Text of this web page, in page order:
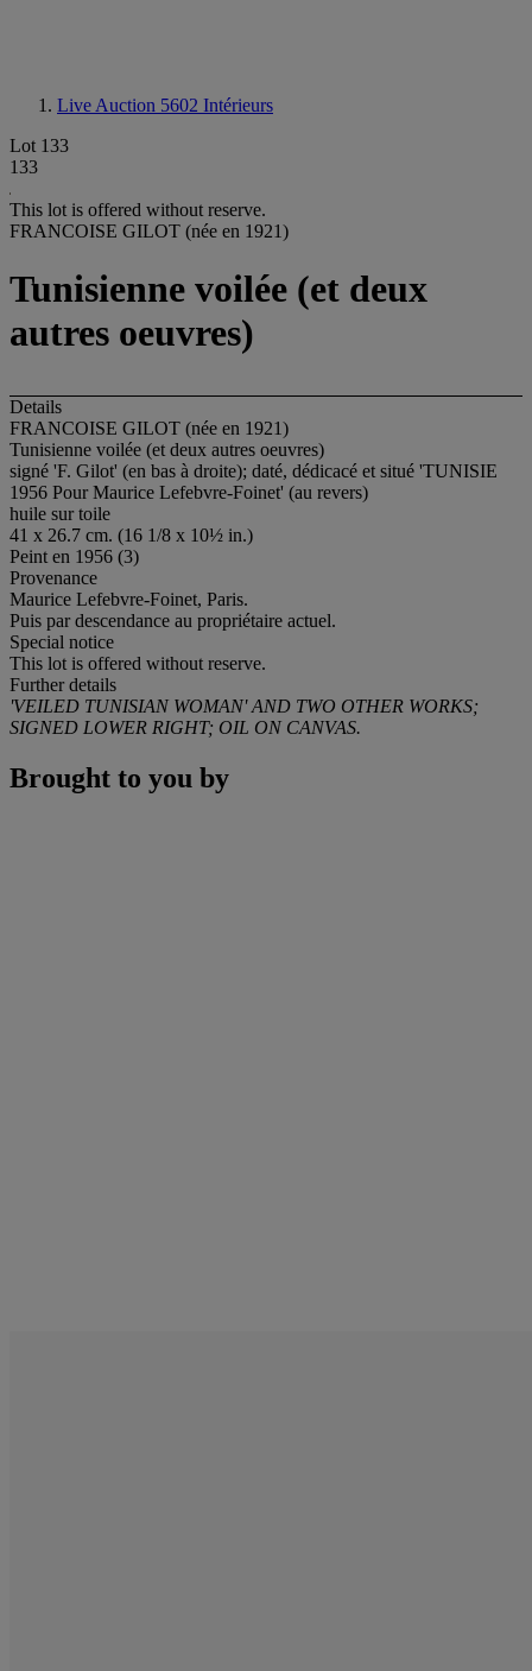
Live Auction 5602 Intérieurs
Lot 133
133
This lot is offered without reserve.
FRANCOISE GILOT (née en 1921)
Tunisienne voilée (et deux
autres oeuvres)
Details
FRANCOISE GILOT (née en 1921)
Tunisienne voilée (et deux autres oeuvres)
signé 'F. Gilot' (en bas à droite); daté, dédicacé et situé 'TUNISIE
1956 Pour Maurice Lefebvre-Foinet' (au revers)
huile sur toile
41 x 26.7 cm. (16 1/8 x 10½ in.)
Peint en 1956 (3)
Provenance
Maurice Lefebvre-Foinet, Paris.
Puis par descendance au propriétaire actuel.
Special notice
This lot is offered without reserve.
Further details
'VEILED TUNISIAN WOMAN' AND TWO OTHER WORKS;
SIGNED LOWER RIGHT; OIL ON CANVAS.
Brought to you by